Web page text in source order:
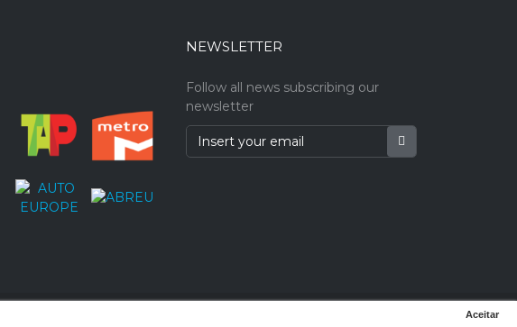
NEWSLETTER
Follow all news subscribing our
newsletter
| Ads
Aceitar